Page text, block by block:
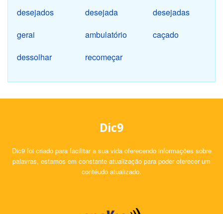
desejados
desejada
desejadas
gerai
ambulatório
caçado
dessolhar
recomeçar
Dic9
Dic9 foi criado para facilitar a sua vida oferecendo informações sobre
palavras, estamos em constante atualização para poder oferecer um
contéudo atualizado.